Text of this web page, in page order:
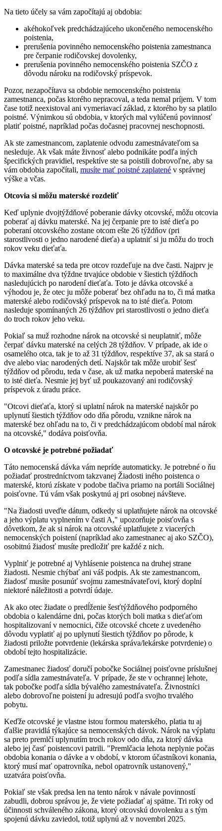
Na tieto účely sa vám započítajú aj obdobia:
akéhokoľvek predchádzajúceho ukončeného nemocenského
poistenia,
prerušenia povinného nemocenského poistenia zamestnanca
pre čerpanie rodičovskej dovolenky,
prerušenia povinného nemocenského poistenia SZČO z
dôvodu nároku na rodičovský príspevok.
Pozor, nezapočítava sa obdobie nemocenského poistenia
zamestnanca, počas ktorého nepracoval, a teda nemal príjem. V tom
čase totiž neexistoval ani vymeriavací základ, z ktorého by sa platilo
poistné. Výnimkou sú obdobia, v ktorých mal vylúčenú povinnosť
platiť poistné, napríklad počas dočasnej pracovnej neschopnosti.
Ak ste zamestnancom, zaplatenie odvodu zamestnávateľom sa
nesleduje. Ak však máte živnosť alebo podnikáte podľa iných
špecifických pravidiel, respektíve ste sa poistili dobrovoľne, aby sa
vám obdobia započítali, musíte mať poistné zaplatené v správnej
výške a včas.
Otcovia si môžu materské rozdeliť
Keď uplynie dvojtýždňové poberanie dávky otcovské, môžu otcovia
poberať aj dávku materské. Na jej čerpanie pre to isté dieťa po
poberaní otcovského zostane otcom ešte 26 týždňov (pri
starostlivosti o jedno narodené dieťa) a uplatniť si ju môžu do troch
rokov veku dieťaťa.
Dávka materské sa teda pre otcov rozdeľuje na dve časti. Najprv je
to maximálne dva týždne trvajúce obdobie v šiestich týždňoch
nasledujúcich po narodení dieťaťa. Toto je dávka otcovské a
výhodou je, že otec ju môže poberať bez ohľadu na to, či má matka
materské alebo rodičovský príspevok na to isté dieťa. Potom
nasleduje spomínaných 26 týždňov pri starostlivosti o jedno dieťa
do troch rokov jeho veku.
Pokiaľ sa muž rozhodne nárok na otcovské si neuplatniť, môže
čerpať dávku materské na celých 28 týždňov. V prípade, ak ide o
osamelého otca, tak je to až 31 týždňov, respektíve 37, ak sa stará o
dve alebo viac narodených detí. Najskôr tak môže urobiť šesť
týždňov od pôrodu, teda v čase, ak už matka nepoberá materské na
to isté dieťa. Nesmie jej byť už poukazovaný ani rodičovský
príspevok z úradu práce.
"Otcovi dieťaťa, ktorý si uplatní nárok na materské najskôr po
uplynutí šiestich týždňov odo dňa pôrodu, vznikne nárok na
materské bez ohľadu na to, či v predchádzajúcom období mal nárok
na otcovské," dodáva poisťovňa.
O otcovské je potrebné požiadať
Táto nemocenská dávka vám nepríde automaticky. Je potrebné o ňu
požiadať prostredníctvom takzvanej Žiadosti iného poistenca o
materské, ktorú získate v podobe tlačiva priamo na portáli Sociálnej
poisťovne. Tú vám však poskytnú aj pri osobnej návšteve.
"Na žiadosti uveďte dátum, odkedy si uplatňujete nárok na otcovské
a jeho výplatu vyplnením v časti A," upozorňuje poisťovňa s
dôvetkom, že ak si nárok na otcovské uplatňujete z viacerých
nemocenských poistení (napríklad ako zamestnanec aj ako SZČO),
osobitnú žiadosť musíte predložiť pre každé z nich.
Vyplniť je potrebné aj Vyhlásenie poistenca na druhej strane
žiadosti. Nesmie chýbať ani váš podpis. Ak ste zamestnancom,
žiadosť musíte posunúť svojmu zamestnávateľovi, ktorý doplní
niektoré náležitosti a potvrdí údaje.
Ak ako otec žiadate o predĺženie šesťtýždňového podporného
obdobia o kalendárne dni, počas ktorých boli matka s dieťaťom
hospitalizovaní v nemocnici, čiže otcovské chcete z uvedeného
dôvodu vyplatiť aj po uplynutí šiestich týždňov po pôrode, k
žiadosti priložte potvrdenie (lekárska správa/lekárske potvrdenie) o
období tejto hospitalizácie.
Zamestnanec žiadosť doručí pobočke Sociálnej poisťovne príslušnej
podľa sídla zamestnávateľa. V prípade, že ste v ochrannej lehote,
tak pobočke podľa sídla bývalého zamestnávateľa. Živnostníci
alebo dobrovoľne poistení ju adresujú podľa svojho trvalého
pobytu.
Keďže otcovské je vlastne istou formou materského, platia tu aj
ďalšie pravidlá týkajúce sa nemocenských dávok. Nárok na výplatu
sa preto premlčí uplynutím troch rokov odo dňa, za ktorý dávka
alebo jej časť poistencovi patrili. "Premlčacia lehota neplynie počas
obdobia konania o dávke a v období, v ktorom účastníkovi konania,
ktorý musí mať opatrovníka, nebol opatrovník ustanovený,"
uzatvára poisťovňa.
Pokiaľ ste však predsa len na tento nárok v návale povinností
zabudli, dobrou správou je, že viete požiadať aj spätne. Tri roky od
účinnosti schváleného zákona, ktorý otcovskú dovolenku a s tým
spojenú dávku zaviedol, totiž uplynú až v novembri 2025.